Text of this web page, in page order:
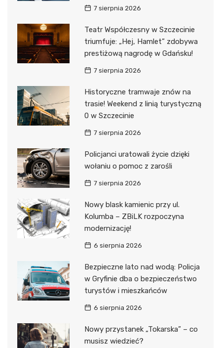
7 sierpnia 2026
Teatr Współczesny w Szczecinie
triumfuje: „Hej, Hamlet” zdobywa
prestiżową nagrodę w Gdańsku!
7 sierpnia 2026
Historyczne tramwaje znów na
trasie! Weekend z linią turystyczną
0 w Szczecinie
7 sierpnia 2026
Policjanci uratowali życie dzięki
wołaniu o pomoc z zarośli
7 sierpnia 2026
Nowy blask kamienic przy ul.
Kolumba – ZBiLK rozpoczyna
modernizację!
6 sierpnia 2026
Bezpieczne lato nad wodą: Policja
w Gryfinie dba o bezpieczeństwo
turystów i mieszkańców
6 sierpnia 2026
Nowy przystanek „Tokarska” – co
musisz wiedzieć?